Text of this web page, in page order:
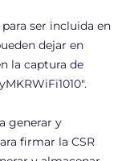
ser incluida en
dejar en
la captura de
generar y
firmar la CSR